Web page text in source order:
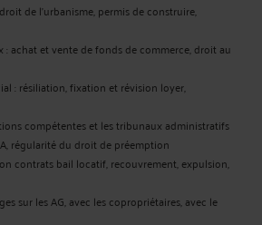
de l’urbanisme, permis de construire,
achat et vente de fonds de commerce, droit au
: résiliation, fixation et révision loyer,
compétentes et les tribunaux administratifs
régularité du droit de préemption
contrats bail locatif, recouvrement, expulsion,
sur les AG, avec les copropriétaires, avec le